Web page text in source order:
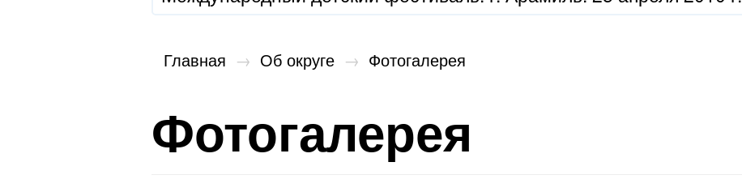
Главная → Об округе → Фотогалерея
Фотогалерея